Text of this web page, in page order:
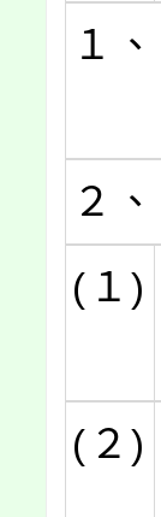
１、
２、
(１)
(２)